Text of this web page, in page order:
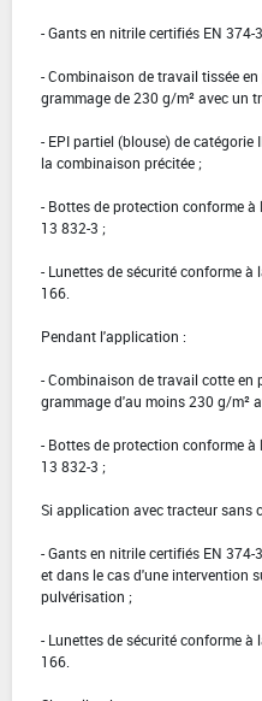
- Gants en nitrile certifiés EN 374-
- Combinaison de travail tissée
grammage de 230 g/m² avec un
- EPI partiel (blouse) de catégorie
la combinaison précitée ;
- Bottes de protection conforme
13 832-3 ;
- Lunettes de sécurité conforme
166.
Pendant l'application :
- Combinaison de travail cotte en
grammage d'au moins 230 g/m²
- Bottes de protection conforme
13 832-3 ;
Si application avec tracteur sans
- Gants en nitrile certifiés EN
et dans le cas d'une intervention
pulvérisation ;
- Lunettes de sécurité conforme
166.